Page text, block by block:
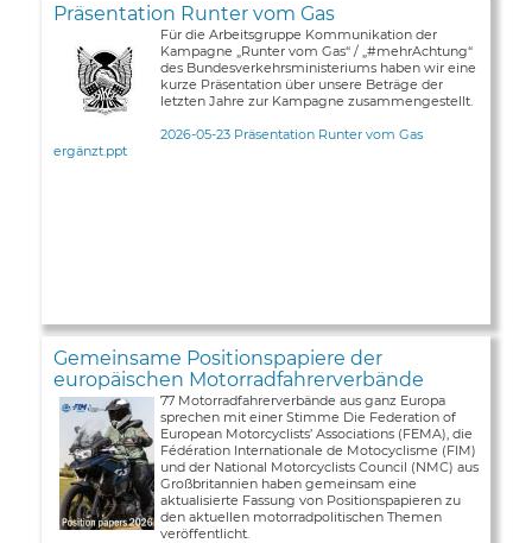
Präsentation Runter vom Gas
Für die Arbeitsgruppe Kommunikation der
Kampagne „Runter vom Gas“ / „#mehrAchtung“
des Bundesverkehrsministeriums haben wir eine
kurze Präsentation über unsere Beträge der
letzten Jahre zur Kampagne zusammengestellt.
2026-05-23 Präsentation Runter vom Gas
ergänzt.ppt
Gemeinsame Positionspapiere der
europäischen Motorradfahrerverbände
77 Motorradfahrerverbände aus ganz Europa
sprechen mit einer Stimme Die Federation of
European Motorcyclists’ Associations (FEMA), die
Fédération Internationale de Motocyclisme (FIM)
und der National Motorcyclists Council (NMC) aus
Großbritannien haben gemeinsam eine
aktualisierte Fassung von Positionspapieren zu
den aktuellen motorradpolitischen Themen
veröffentlicht.